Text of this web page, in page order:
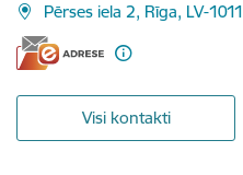
Pērses iela 2, Rīga, LV-1011
Visi kontakti